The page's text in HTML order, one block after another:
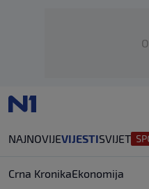
NAJNOVIJEVIJESTISVIJET
Crna KronikaEkonomija